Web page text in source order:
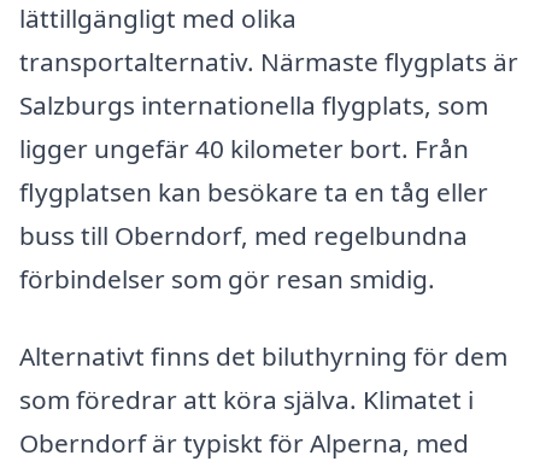
lättillgängligt med olika
transportalternativ. Närmaste flygplats är
Salzburgs internationella flygplats, som
ligger ungefär 40 kilometer bort. Från
flygplatsen kan besökare ta en tåg eller
buss till Oberndorf, med regelbundna
förbindelser som gör resan smidig.
Alternativt finns det biluthyrning för dem
som föredrar att köra själva. Klimatet i
Oberndorf är typiskt för Alperna, med